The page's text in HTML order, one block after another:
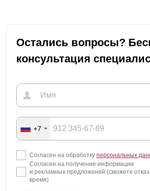
Остались вопросы?
консультация
+7
Согласен на обработку персональных
Согласен на получение информации
и рекламных предложений (сможете
время)